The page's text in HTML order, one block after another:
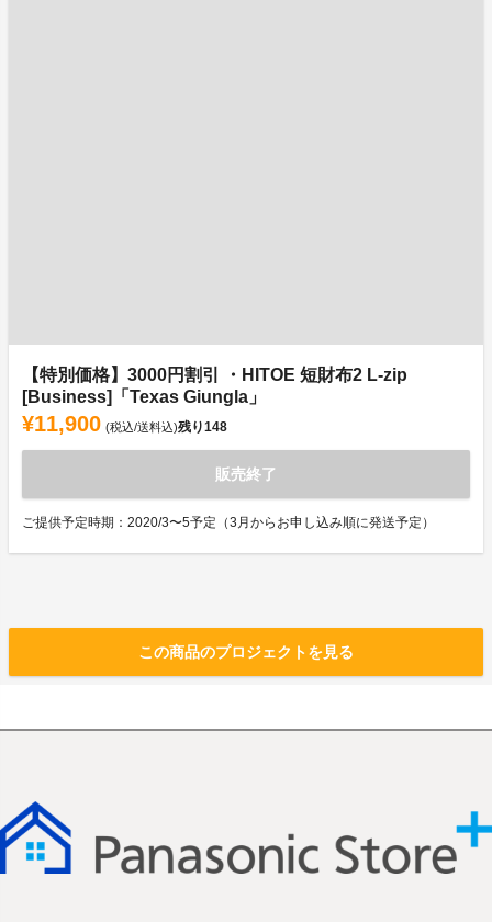
【特別価格】3000円割引 ・HITOE 短財布2 L-zip
[Business]「Texas Giungla」
¥11,900 (税込/送料込)残り148
販売終了
ご提供予定時期：2020/3〜5予定（3月からお申し込み順に発送予定）
この商品のプロジェクトを見る